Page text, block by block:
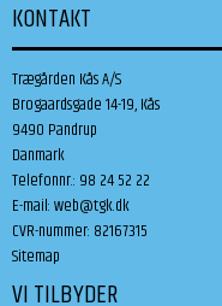
KONTAKT
Trægården Kås A/S
Brogaardsgade 14-19, Kås
9490 Pandrup
Danmark
Telefonnr.: 98 24 52 22
E-mail:web@tgk.dk
CVR-nummer: 82167315
Sitemap
VI TILBYDER